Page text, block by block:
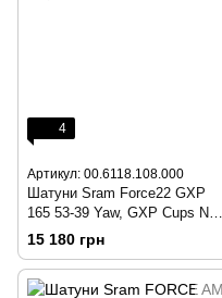
4
Артикул: 00.6118.108.000
Шатуни Sram Force22 GXP
165 53-39 Yaw, GXP Cups NOT
included
15 180 грн